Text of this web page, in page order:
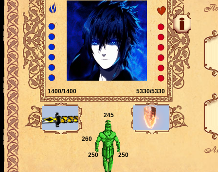
1400/1400 5330/5330
245
260
250 250